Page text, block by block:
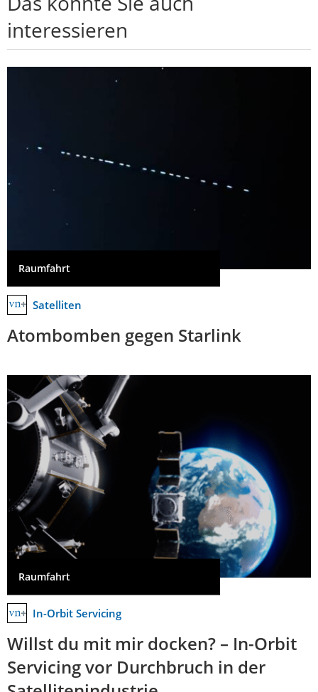
interessieren
Raumfahrt
Satelliten
Atombomben gegen Starlink
Raumfahrt
In-Orbit Servicing
Willst du mit mir docken? – In-Orbit
Servicing vor Durchbruch in der